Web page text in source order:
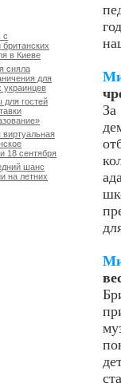
с
в Киеве
сняла
для
украинцев
гостей
18 сентября
шанс
на летних